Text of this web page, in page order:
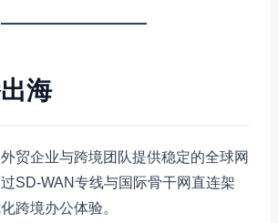
海
贸企业与跨境团队提供稳定的全球网
SD-WAN专线与国际骨干网直连架
跨境办公体验。